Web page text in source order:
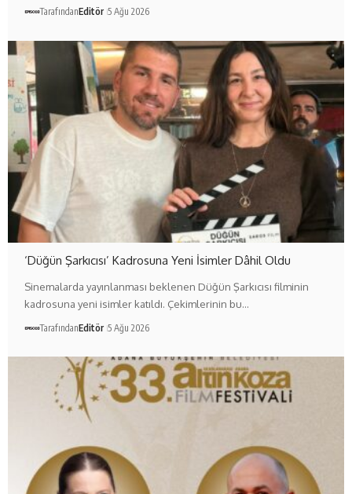
TarafındanEditör 5 Ağu 2026
‘Düğün Şarkıcısı’ Kadrosuna Yeni İsimler Dâhil Oldu
Sinemalarda yayınlanması beklenen Düğün Şarkıcısı filminin
kadrosuna yeni isimler katıldı. Çekimlerinin bu…
TarafındanEditör 5 Ağu 2026